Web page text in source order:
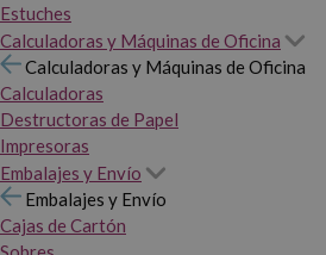
Estuches
Calculadoras y Máquinas de Oficina
Calculadoras y Máquinas de Oficina
Calculadoras
Destructoras de Papel
Impresoras
Embalajes y Envío
Embalajes y Envío
Cajas de Cartón